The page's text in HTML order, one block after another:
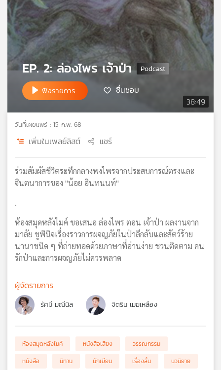
เครือ
ข่าย
วิทยุ
ไทย
พี
แผนที่
วิทยุ
38:49
EP. 2: ล่องไพร เจ้าป่า
ฟังรายการ ชื่นชอบ
วันที่เผยแพร่ : 15 ก.พ. 68
เพิ่มในเพลย์ลิสต์ แชร์
ร่วมสัมผัสชีวิตระทึกกลางพงไพรจากประสบการณ์ตรงและ
จินตนาการของ "น้อย อินทนนท์"
.
ห้องสมุดหลังไมค์ ขอเสนอ ล่องไพร ตอน เจ้าป่า ผลงานจาก
มาลัย ชูพินิจเรื่องราวการผจญภัยในป่าลึกลับและสัตว์ร้าย
นานาชนิด ๆ ที่ถ่ายทอดด้วยภาษาที่อ่านง่าย ชวนติดตาม คน
รักป่าและการผจญภัยไม่ควรพลาด
ผู้จัดรายการ
รัศมี มณีนิล จิตริน เมฆเหลือง
ห้องสมุดหลังไมค์ หนังสือเสียง
วรรณกรรม
หนังสือ
นิทาน นักเขียน เรื่องสั้น
นวนิยาย